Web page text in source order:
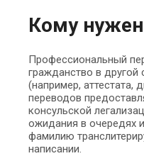
Кому
Профессиональный
гражданство в другой
(например,
переводов
консульской
ожидания в очередях
фамилию
написании.